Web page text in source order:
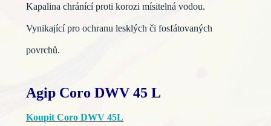
Kapalina chránící proti korozi mísitelná vodou.
Vynikající pro ochranu lesklých či fosfátovaných
povrchů.
Agip Coro DWV 45 L
Koupit Coro DWV 45L